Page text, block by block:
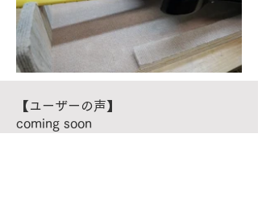
【ユーザーの声】
coming soon